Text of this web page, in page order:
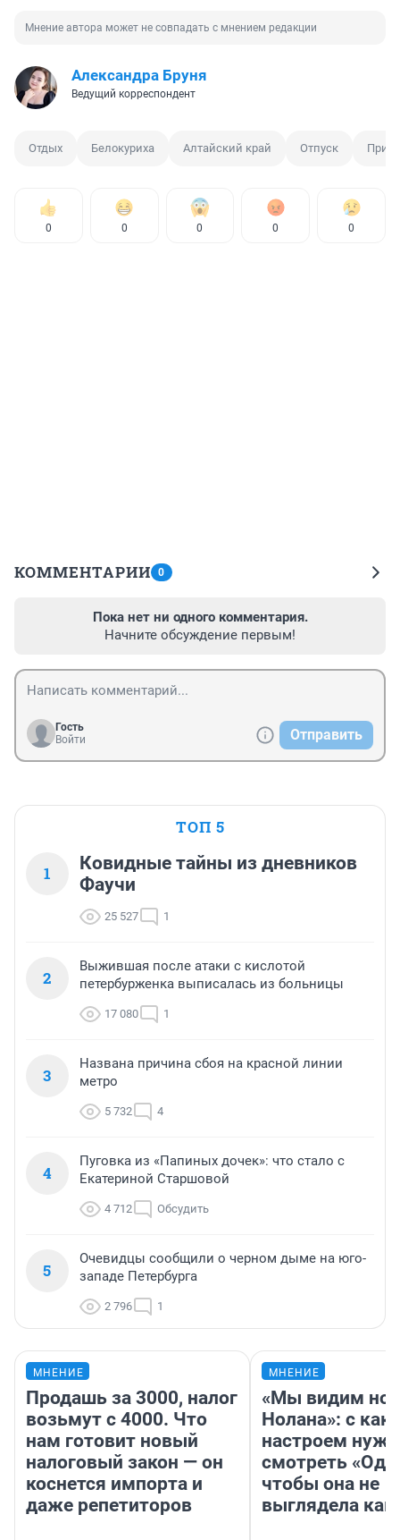
Мнение автора может не совпадать с мнением редакции
Александра Бруня
Ведущий корреспондент
Отдых Белокуриха Алтайский край Отпуск
0 0 0 0 0
КОММЕНТАРИИ 0
Пока нет ни одного комментария.
Начните обсуждение первым!
Гость
Войти
Отправить
ТОП 5
1
Ковидные тайны из дневников
Фаучи
25 527 1
2
Выжившая после атаки с кислотой
петербурженка выписалась из больницы
17 080 1
3
Названа причина сбоя на красной линии
метро
5 732 4
4
Пуговка из «Папиных дочек»: что стало с
Екатериной Старшовой
4 712 Обсудить
5
Очевидцы сообщили о черном дыме на юго-
западе Петербурга
2 796 1
МНЕНИЕ
Продашь за 3000, налог
возьмут с 4000. Что
нам готовит новый
налоговый закон — он
коснется импорта и
даже репетиторов
МНЕНИЕ
«Мы видим
Нолана»: с
настроем
смотреть
чтобы она не
выглядела как